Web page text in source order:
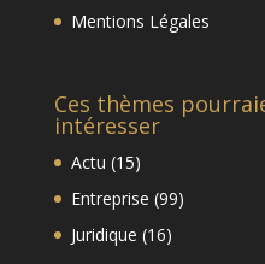
Mentions Légales
Ces thèmes
intéresser
Actu (15)
Entreprise (99)
Juridique (16)